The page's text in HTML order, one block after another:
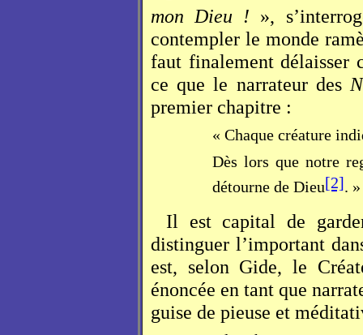
mon Dieu ! »,
contempler le monde
faut finalement délaisser
ce que le narrateur des
premier chapitre :
« Chaque créature
Dès lors que notre
détourne de Dieu[2]. »
Il est capital de
distinguer l’important
est, selon Gide, le
énoncée en tant que
guise de pieuse et